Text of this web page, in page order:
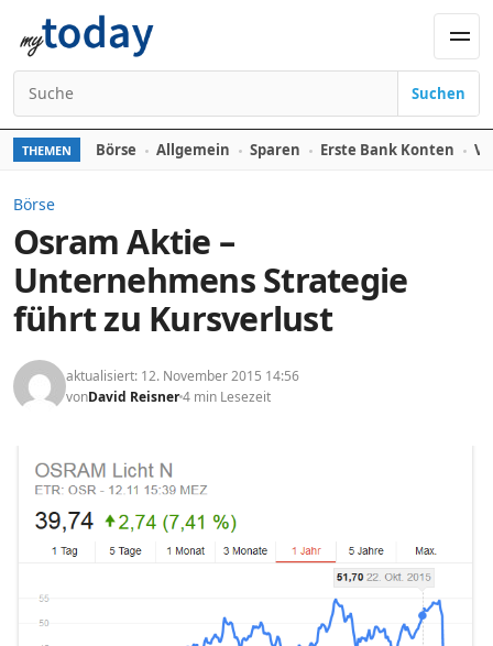
Zum Inhalt springen
Suchen nach:
Suchen
THEMEN Börse Allgemein Sparen Erste Bank Konten
Börse
Osram Aktie –
Unternehmens Strategie
führt zu Kursverlust
aktualisiert: 12. November 2015 14:56
vonDavid Reisner4 min Lesezeit